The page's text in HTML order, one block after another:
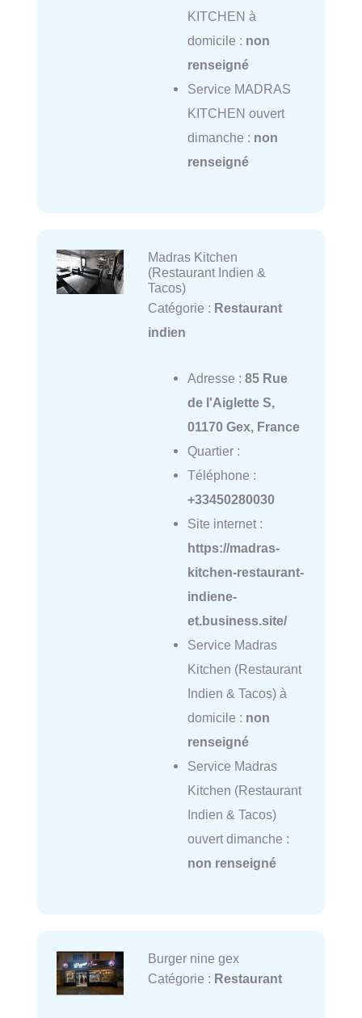
KITCHEN à
domicile : non
renseigné
Service MADRAS
KITCHEN ouvert
dimanche : non
renseigné
Madras Kitchen
(Restaurant Indien &
Tacos)
Catégorie : Restaurant
indien
Adresse : 85 Rue
de l'Aiglette S,
01170 Gex, France
Quartier :
Téléphone :
+33450280030
Site internet :
https://madras-
kitchen-restaurant-
indiene-
et.business.site/
Service Madras
Kitchen (Restaurant
Indien & Tacos) à
domicile : non
renseigné
Service Madras
Kitchen (Restaurant
Indien & Tacos)
ouvert dimanche :
non renseigné
Burger nine gex
Catégorie : Restaurant